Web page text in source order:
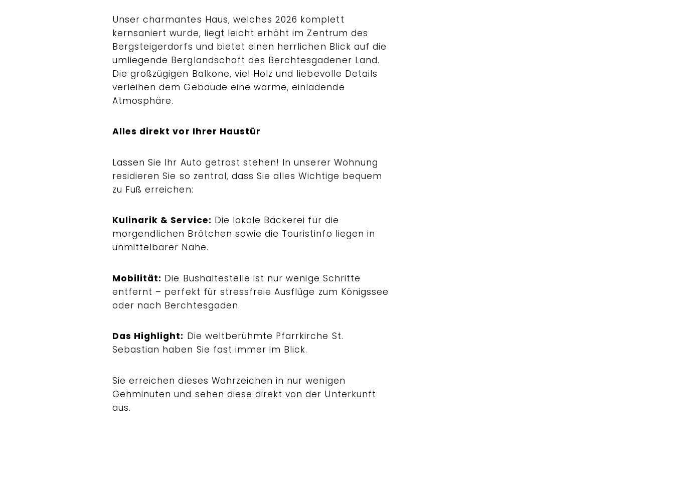
Unser charmantes Haus, welches 2026 komplett
kernsaniert wurde, liegt leicht erhöht im Zentrum des
Bergsteigerdorfs und bietet einen herrlichen Blick auf die
umliegende Berglandschaft des Berchtesgadener Land.
Die großzügigen Balkone, viel Holz und liebevolle Details
verleihen dem Gebäude eine warme, einladende
Atmosphäre.
Alles direkt vor Ihrer Haustür
Lassen Sie Ihr Auto getrost stehen! In unserer Wohnung
residieren Sie so zentral, dass Sie alles Wichtige bequem
zu Fuß erreichen:
Kulinarik & Service: Die lokale Bäckerei für die
morgendlichen Brötchen sowie die Touristinfo liegen in
unmittelbarer Nähe.
Mobilität: Die Bushaltestelle ist nur wenige Schritte
entfernt – perfekt für stressfreie Ausflüge zum Königssee
oder nach Berchtesgaden.
Das Highlight: Die weltberühmte Pfarrkirche St.
Sebastian haben Sie fast immer im Blick.
Sie erreichen dieses Wahrzeichen in nur wenigen
Gehminuten und sehen diese direkt von der Unterkunft
aus.